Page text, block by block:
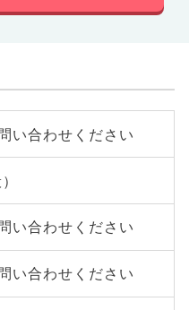
い合わせください
い合わせください
い合わせください